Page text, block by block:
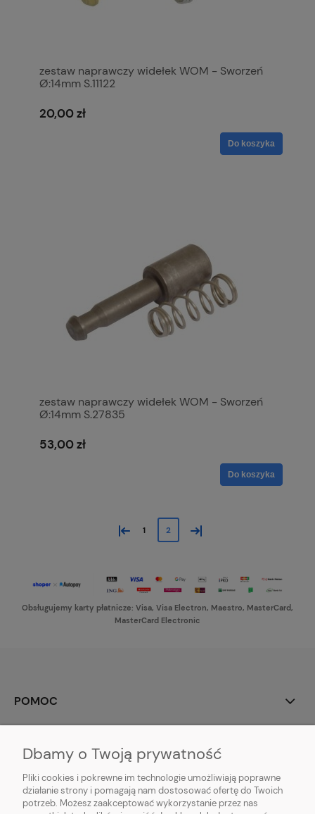
zestaw naprawczy widełek WOM - Sworzeń
Ø:14mm S.11122
20,00 zł
Do koszyka
zestaw naprawczy widełek WOM - Sworzeń
Ø:14mm S.27835
53,00 zł
Do koszyka
« 1 2 »
Obsługujemy karty płatnicze: Visa, Visa Electron, Maestro, MasterCard,
MasterCard Electronic
POMOC
PŁATNOŚCI I DOSTAWA
INFORMACJE
Dbamy o Twoją prywatność
Pliki cookies i pokrewne im technologie umożliwiają poprawne
działanie strony i pomagają nam dostosować ofertę do Twoich
potrzeb. Możesz zaakceptować wykorzystanie przez nas